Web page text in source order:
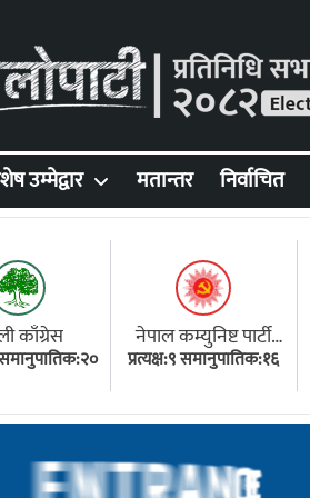
उम्मेद्वार मतान्तर निर्वाचित
काँग्रेस
समानुपातिक:२०
नेपाल कम्युनिष्ट पार्टी
(एमाले)
प्रत्यक्ष:९ समानुपातिक:१६